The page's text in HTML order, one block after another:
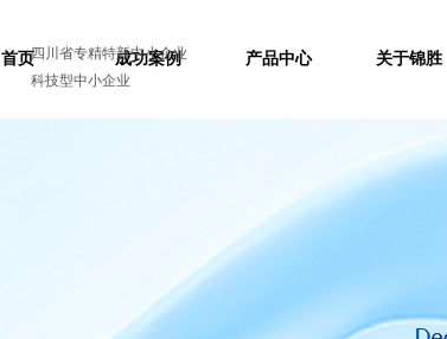
四川省专精特新中小企业
科技型中小企业
首页 成功案例 产品中心 关于锦胜